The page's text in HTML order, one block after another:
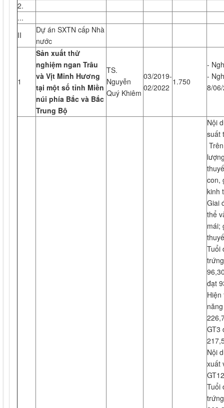
2.
...
II
Dự án SXTN cấp Nhà
nước
1
Sản xuất thử
nghiệm ngan Trâu
và Vịt Minh Hương
tại một số tỉnh Miền
núi phía Bắc và Bắc
Trung Bộ
TS.
Nguyễn
Quý Khiêm
03/2019-
02/2022
1.750
-
-
8/
Nội
suất
con,
kinh
Giai
thể
mái;
Tuổi
đạt
GT3
Nội
xuất
Tuổi